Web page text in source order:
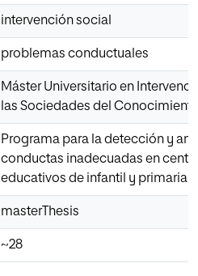
intervención social
problemas conductuales
Máster Universitario en
las Sociedades del
Programa para la detección y
conductas inadecuadas en
educativos de infantil y primaria
masterThesis
~28